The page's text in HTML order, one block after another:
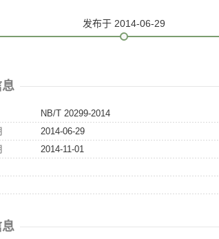
发布于 2014-06-29
NB/T 20299-2014
2014-06-29
2014-11-01